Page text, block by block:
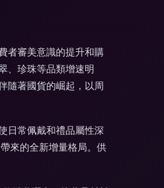
者審美意識的提升和購
、珍珠等品類增速明
隨著國貨的崛起，以周
日常佩戴和禮品屬性深
來的全新增量格局。供